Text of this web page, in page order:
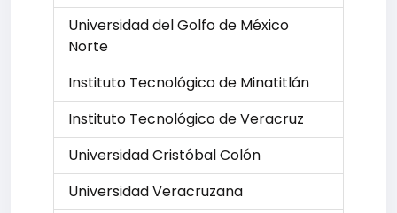
Universidad del Golfo de México
Norte
Instituto Tecnológico de Minatitlán
Instituto Tecnológico de Veracruz
Universidad Cristóbal Colón
Universidad Veracruzana